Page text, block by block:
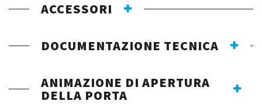
ACCESSORI
DOCUMENTAZIONE TECNICA
ANIMAZIONE DI APERTURA
DELLA PORTA